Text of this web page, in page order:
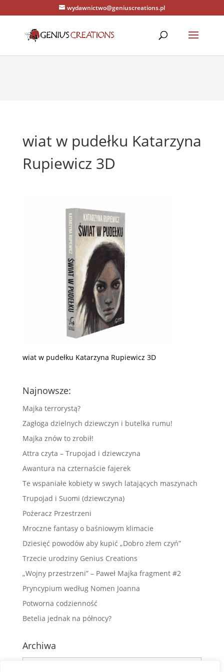
Warning: Constant WP_CACHE already defined in
/home/zenstrona/domains/geniuscreations.pl/public_html/wp-
config.phpon line 94
wydawnictwo@geniuscreations.pl
wiat w pudełku Katarzyna
Rupiewicz 3D
wiat w pudełku Katarzyna Rupiewicz 3D
Najnowsze:
Majka terrorystą?
Zagłoga dzielnych dziewczyn i butelka rumu!
Majka znów to zrobił!
Attra czyta – Trupojad i dziewczyna
Awantura na czternaście fajerek
Te wspaniałe kobiety w swych latających maszynach
Trupojad i Suomi (dziewczyna)
Pożeracz Przestrzeni
Mroczne fantasy o baśniowym klimacie
Dziesięć powodów aby kupić „Dobro złem czyń”
Trzecie urodziny Genius Creations
„Wojny przestrzeni” – Paweł Majka fragment #2
Pryncypium według Nomen Joanna
Potworna codzienność
Betelia jednak na północy?
Archiwa
Archiwa